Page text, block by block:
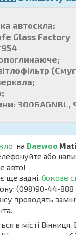
автоскла:
Glass Factory
3006AGNBL,
на Daewoo
або
авто!
ще задні, бокове
(098)90-44-888
проводять
в місті